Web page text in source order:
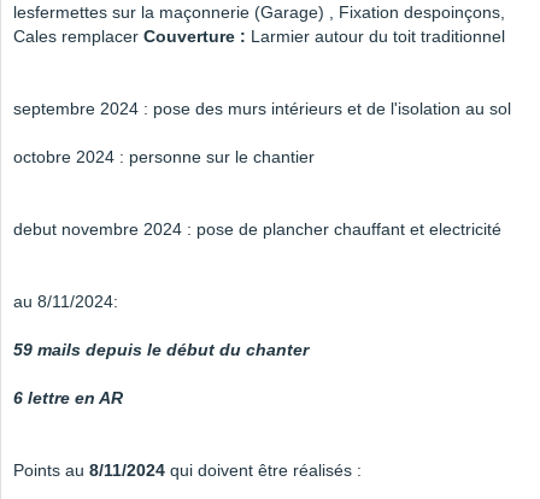
lesfermettes sur la maçonnerie (Garage) , Fixation despoinçons,
Cales remplacer Couverture : Larmier autour du toit traditionnel
septembre 2024 : pose des murs intérieurs et de l'isolation au sol
octobre 2024 : personne sur le chantier
debut novembre 2024 : pose de plancher chauffant et electricité
au 8/11/2024:
59 mails depuis le début du chanter
6 lettre en AR
Points au 8/11/2024 qui doivent être réalisés :